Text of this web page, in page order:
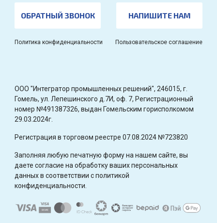
ОБРАТНЫЙ ЗВОНОК НАПИШИТЕ НАМ
Политика конфиденциальности Пользовательское соглашение
OOO "Интегратор промышленных решений", 246015, г.
Гомель, ул. Лепешинского д.7И, оф. 7, Регистрационный
номер №491387326, выдан Гомельским горисполкомом
29.03.2024г.
Регистрация в торговом реестре 07.08.2024 №723820
Заполняя любую печатную форму на нашем сайте, вы
даете согласие на обработку ваших персональных
данных в соответствии с политикой
конфиденциальности.